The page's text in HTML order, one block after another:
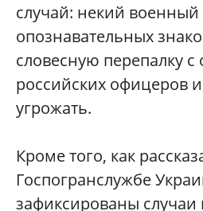
случай: некий военный
опознавательных
словесную перепалку
российских офицеров
угрожать.
Кроме того, как
Госпогранслужбе
зафиксированы случаи